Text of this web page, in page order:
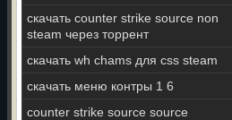
скачать counter strike source non
steam через торрент
скачать wh chams для css steam
скачать меню контры 1 6
counter strike source source